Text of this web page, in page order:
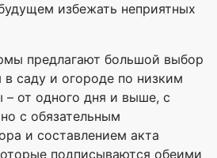
избежать неприятных
предлагают большой выбор
саду и огороде по низким
от одного дня и выше, с
с обязательным
и составлением акта
подписываются обеими